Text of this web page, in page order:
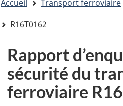
êtes
ici
Accueil Transport ferroviaire
R16T0162
Rapport
sécurité du
ferroviaire